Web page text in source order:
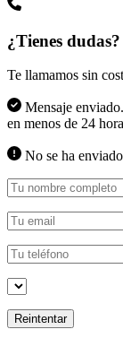
¿Tienes dudas?
Te llamamos sin
Mensaje
en menos de 24
No se ha
Reintentar